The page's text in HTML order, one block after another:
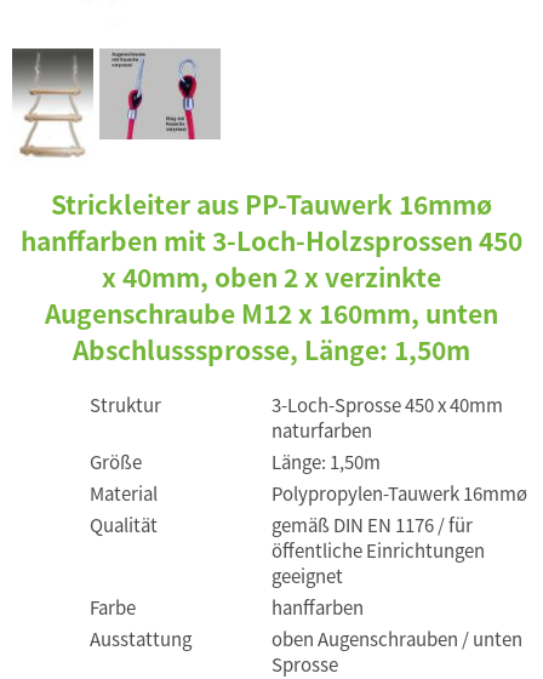
Strickleiter aus PP-Tauwerk 16mmø
hanffarben mit 3-Loch-Holzsprossen 450
x 40mm, oben 2 x verzinkte
Augenschraube M12 x 160mm, unten
Abschlusssprosse, Länge: 1,50m
Struktur
3-Loch-Sprosse 450 x 40mm
naturfarben
Größe
Länge: 1,50m
Material
Polypropylen-Tauwerk 16mmø
Qualität
gemäß DIN EN 1176 / für
öffentliche Einrichtungen
geeignet
Farbe
hanffarben
Ausstattung
oben Augenschrauben / unten
Sprosse